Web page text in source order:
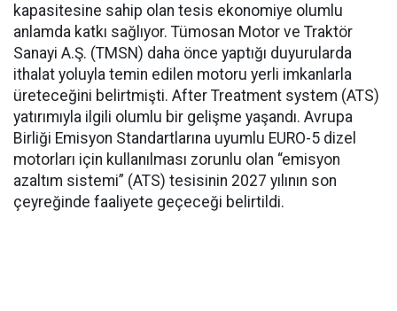
kapasitesine sahip olan tesis ekonomiye olumlu
anlamda katkı sağlıyor. Tümosan Motor ve Traktör
Sanayi A.Ş. (TMSN) daha önce yaptığı duyurularda
ithalat yoluyla temin edilen motoru yerli imkanlarla
üreteceğini belirtmişti. After Treatment system (ATS)
yatırımıyla ilgili olumlu bir gelişme yaşandı. Avrupa
Birliği Emisyon Standartlarına uyumlu EURO-5 dizel
motorları için kullanılması zorunlu olan “emisyon
azaltım sistemi” (ATS) tesisinin 2027 yılının son
çeyreğinde faaliyete geçeceği belirtildi.